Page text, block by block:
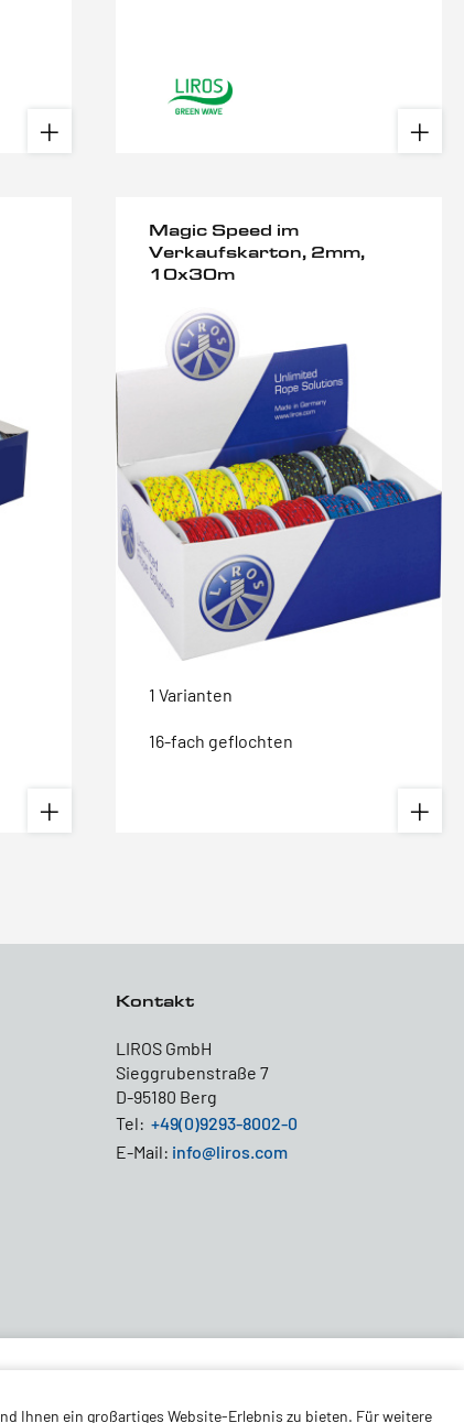
Magic Speed im
Verkaufskarton, 2mm,
10x30m
1 Varianten
16-fach geflochten
Kontakt
LIROS GmbH
Sieggrubenstraße 7
D-95180 Berg
Tel: +49(0)9293-8002-0
E-Mail: info@liros.com
Ihnen ein großartiges Website-Erlebnis zu bieten. Für weitere